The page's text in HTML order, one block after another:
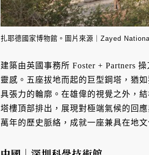
扎耶德國家博物館。圖片來源｜Zayed
建築由英國事務所 Foster + Partners
靈感。五座拔地而起的巨型鋼塔，猶
具張力的輪廓。在雄偉的視覺之外，
塔樓頂部排出，展現對極端氣候的回
萬年的歷史脈絡，成就一座兼具在地